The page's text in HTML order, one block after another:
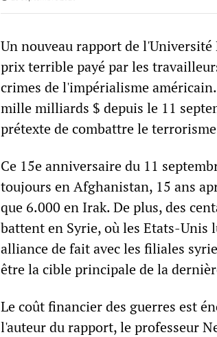
Un nouveau rapport de
prix terrible payé par les
crimes de l'impérialisme
mille milliards $ depuis le 11
prétexte de combattre le
Ce 15e anniversaire du 11
toujours en Afghanistan, 15 ans
que 6.000 en Irak. De plus, des
battent en Syrie, où les Etats-
alliance de fait avec les filiales
être la cible principale de la
Le coût financier des guerres est
l'auteur du rapport, le professeur